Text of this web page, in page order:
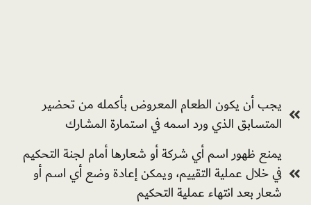
يجب أن يكون الطعام المعروض بأكمله من تحضير
المتسابق الذي ورد اسمه في استمارة المشارك
يمنع ظهور اسم أي شركة أو شعارها أمام لجنة التحكيم
في خلال عملية التقييم، ويمكن إعادة وضع أي اسم أو
شعار بعد انتهاء عملية التحكيم